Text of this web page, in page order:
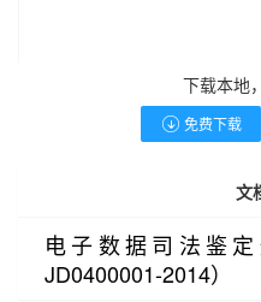
下载本地
免费下载
文
电子数据司法鉴
JD0400001-2014）